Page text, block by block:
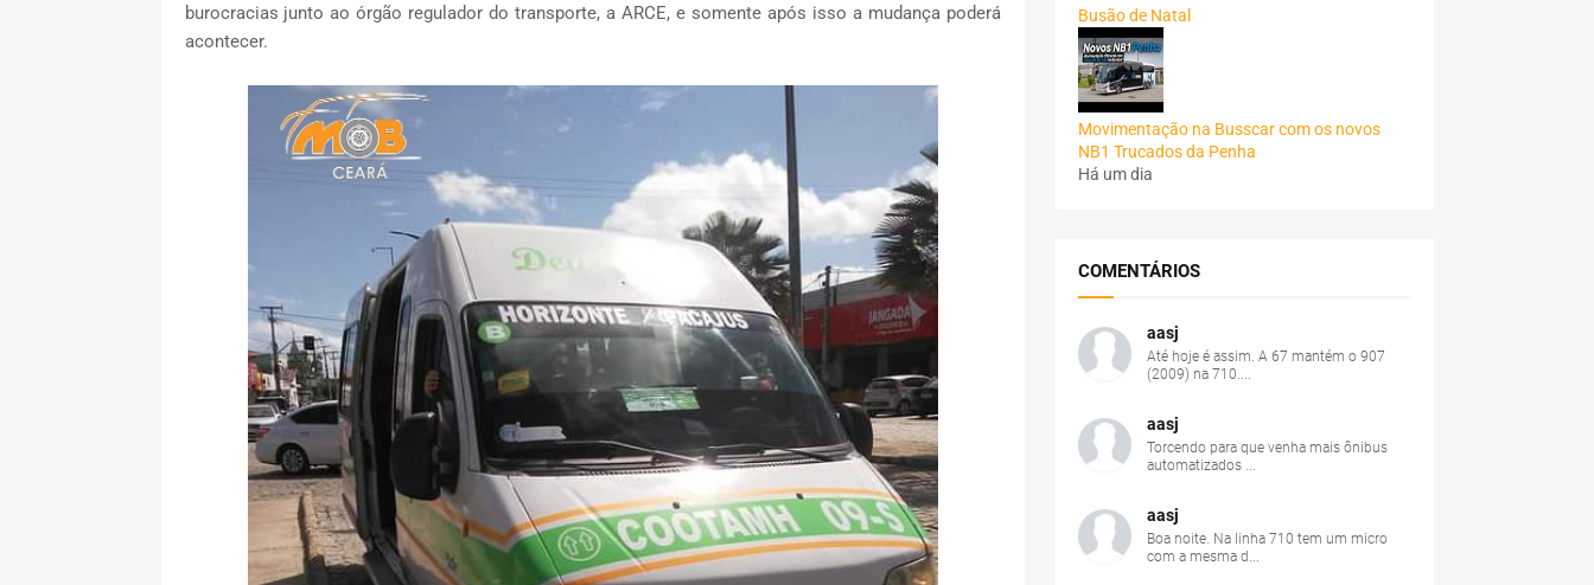
burocracias junto ao órgão regulador do transporte, a ARCE, e somente após isso a mudança poderá
acontecer.
Busão de Natal
Movimentação na Busscar com os novos
NB1 Trucados da Penha
Há um dia
COMENTÁRIOS
aasj
Até hoje é assim. A 67 mantém o 907
(2009) na 710....
aasj
Torcendo para que venha mais ônibus
automatizados ...
aasj
Boa noite. Na linha 710 tem um micro
com a mesma d...